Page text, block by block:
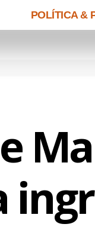
POLÍTICA &